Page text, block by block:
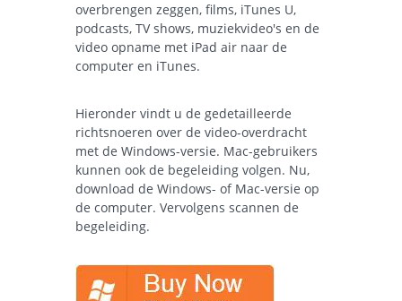
overbrengen zeggen, films, iTunes U,
podcasts, TV shows, muziekvideo's en de
video opname met iPad air naar de
computer en iTunes.
Hieronder vindt u de gedetailleerde
richtsnoeren over de video-overdracht
met de Windows-versie. Mac-gebruikers
kunnen ook de begeleiding volgen. Nu,
download de Windows- of Mac-versie op
de computer. Vervolgens scannen de
begeleiding.